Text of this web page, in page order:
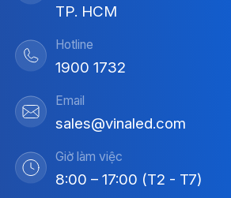
TP. HCM
Hotline
1900 1732
Email
sales@vinaled.com
Giờ làm việc
8:00 – 17:00 (T2 - T7)